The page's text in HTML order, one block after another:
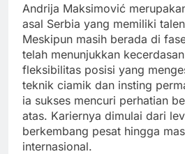
Andrija Maksimović
asal Serbia yang memiliki
Meskipun masih berada di
telah menunjukkan
fleksibilitas posisi yang
teknik ciamik dan insting
ia sukses mencuri perhatian
atas. Kariernya dimulai dari
berkembang pesat hingga
internasional.